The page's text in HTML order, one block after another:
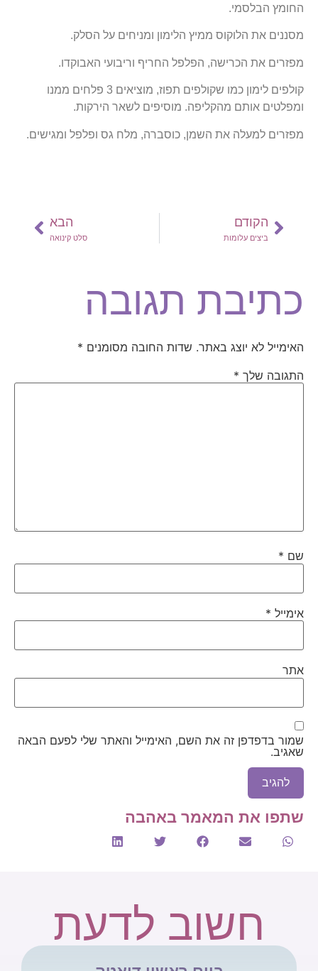
החומץ הבלסמי.
מסננים את הלוקוס ממיץ הלימון ומניחים על הסלק.
מפזרים את הכרישה, הפלפל החריף וריבועי האבוקדו.
קולפים לימון כמו שקולפים תפוז, מוציאים 3 פלחים ממנו
ומפלטים אותם מהקליפה. מוסיפים לשאר הירקות.
מפזרים למעלה את השמן, כוסברה, מלח גס ופלפל ומגישים.
הקודם
ביצים עלומות
הבא
סלט קינואה
כתיבת תגובה
האימייל לא יוצג באתר. שדות החובה מסומנים *
התגובה שלך *
שם *
אימייל *
אתר
שמור בדפדפן זה את השם, האימייל והאתר שלי לפעם הבאה
שאגיב.
שתפו את המאמר באהבה
חשוב לדעת